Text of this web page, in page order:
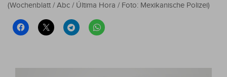
(Wochenblatt / Abc / Última Hora / Foto: Mexikanische Polizei)